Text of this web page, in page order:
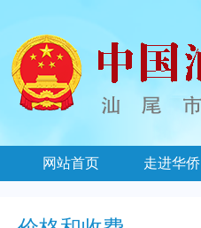
网站首页 走进华侨